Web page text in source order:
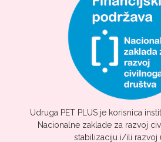
Udruga PET PLUS je korisnica
Nacionalne zaklade za razvoj
stabilizaciju i/ili razvoj